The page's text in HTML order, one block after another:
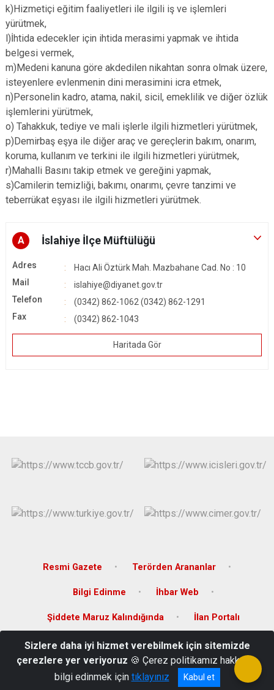
k)Hizmetiçi eğitim faaliyetleri ile ilgili iş ve işlemleri
yürütmek,
l)İhtida edecekler için ihtida merasimi yapmak ve ihtida
belgesi vermek,
m)Medeni kanuna göre akdedilen nikahtan sonra olmak üzere,
isteyenlere evlenmenin dini merasimini icra etmek,
n)Personelin kadro, atama, nakil, sicil, emeklilik ve diğer özlük
işlemlerini yürütmek,
o) Tahakkuk, tediye ve mali işlerle ilgili hizmetleri yürütmek,
p)Demirbaş eşya ile diğer araç ve gereçlerin bakım, onarım,
koruma, kullanım ve terkini ile ilgili hizmetleri yürütmek,
r)Mahalli Basını takip etmek ve gereğini yapmak,
s)Camilerin temizliği, bakımı, onarımı, çevre tanzimi ve
teberrükat eşyası ile ilgili hizmetleri yürütmek.
A İslahiye İlçe Müftülüğü
Adres
Hacı Ali Öztürk Mah. Mazbahane Cad. No : 10
Mail
islahiye@diyanet.gov.tr
Telefon
(0342) 862-1062 (0342) 862-1291
Fax
(0342) 862-1043
Haritada Gör
Resmi Gazete Terörden Arananlar
Bilgi Edinme İhbar Web
Şiddete Maruz Kalındığında İlan Portalı
Fevziçakmak Mah. Hatay Bulvarı No:259 Kat: 2
Telefon : 0 (342) 862 10 14 - Faks : 0 (342) 862 43 85
Sizlere daha iyi hizmet verebilmek için sitemizde
çerezlere yer veriyoruz 🍪 Çerez politikamız hakkında
bilgi edinmek için tıklayınız Kabul et